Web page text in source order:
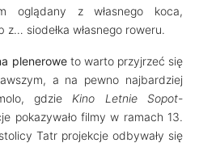
oglądany z własnego koca,
siodełka własnego roweru.
pleneroweto warto przyjrzeć się
a na pewno najbardziej
gdzie Kino Letnie Sopot-
pokazywało filmy w ramach 13.
Tatr projekcje odbywały się